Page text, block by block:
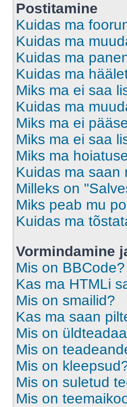
Postitamine
Kuidas ma
Kuidas ma
Kuidas ma
Kuidas ma
Miks ma ei saa
Kuidas ma
Miks ma ei
Miks ma ei saa
Miks ma
Kuidas ma saan
Milleks on
Miks peab mu
Kuidas ma
Vormindamine
Mis on BBCode?
Kas ma HTMLi
Mis on smailid?
Kas ma saan
Mis on
Mis on
Mis on
Mis on suletud
Mis on